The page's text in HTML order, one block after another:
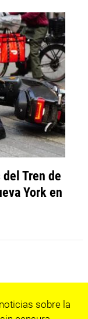
Tren de
York en
sobre la